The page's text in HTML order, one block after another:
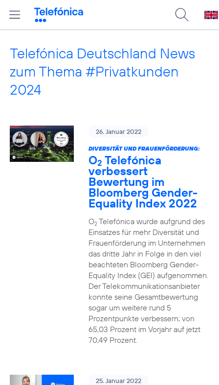
Telefónica Deutschland News
zum Thema #Privatkunden
2024
26. Januar 2022
DIVERSITÄT UND FRAUENFÖRDERUNG:
O2 Telefónica
verbessert
Bewertung im
Bloomberg Gender-
Equality Index 2022
O2Telefónica wurde aufgrund des
Einsatzes für mehr Diversität und
Frauenförderung im Unternehmen
das dritte Jahr in Folge in den viel
beachteten Bloomberg Gender-
Equality Index (GEI) aufgenommen.
Der Telekommunikationsanbieter
konnte seine Gesamtbewertung
sogar um weitere rund 5
Prozentpunkte verbessern; von
65,03 Prozent im Vorjahr auf jetzt
70,49 Prozent.
25. Januar 2022